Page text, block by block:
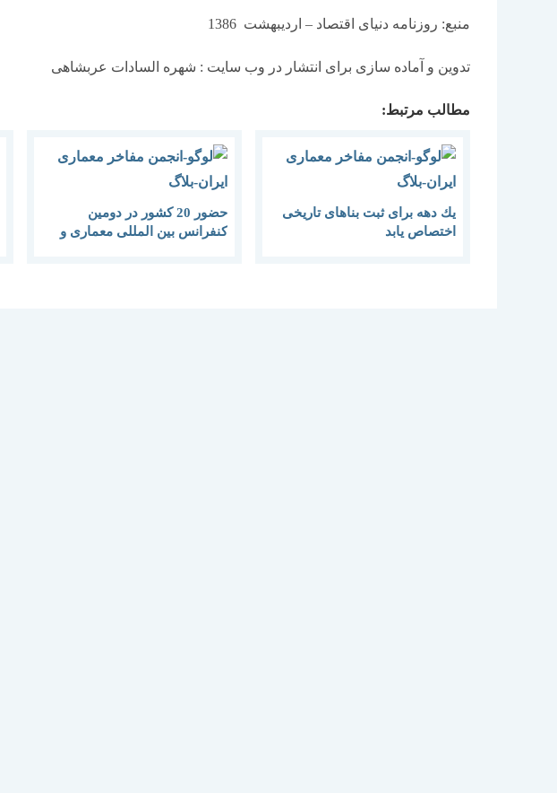
منبع: روزنامه دنیای اقتصاد – اردیبهشت 1386
تدوین و آماده سازی برای انتشار در وب سایت : شهره السادات عربشاهی
مطالب مرتبط:
یك دهه برای ثبت بناهای تاریخی
اختصاص یابد
حضور 20 كشور در دومین
كنفرانس بین المللی معماری و